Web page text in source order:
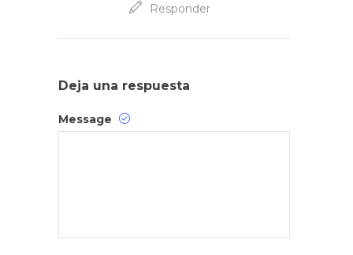
Responder
Deja una respuesta
Message